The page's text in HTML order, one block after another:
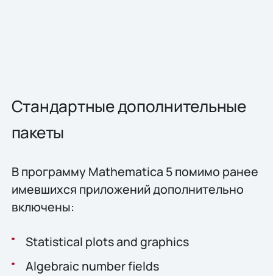
Стандартные дополнительные
пакеты
В программу Mathematica 5 помимо ранее
имевшихся приложений дополнительно
включены:
Statistical plots and graphics
Algebraic number fields